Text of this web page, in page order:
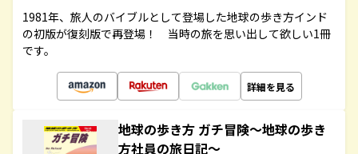
1981年、旅人のバイブルとして登場した地球の歩き方インド
の初版が復刻版で再登場！ 当時の旅を思い出して欲しい1冊
です。
詳細を見る
地球の歩き方 ガチ冒険～地球の歩き
方社員の旅日記～